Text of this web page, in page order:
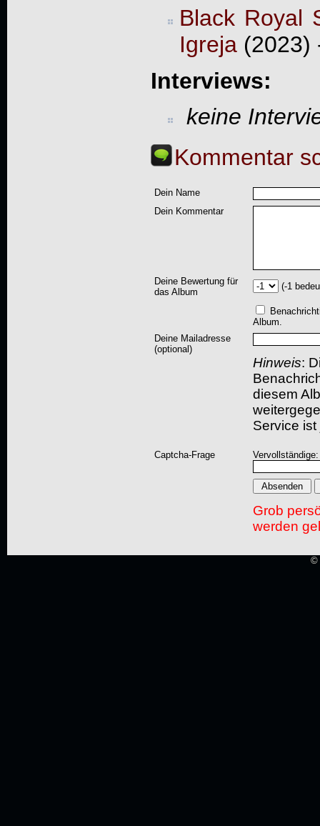
Black Royal
Igreja(2023)
Interviews:
keine
Kommentar
Dein Name
Dein Kommentar
Deine Bewertung für
das Album
(-1
Album.
Deine Mailadresse
(optional)
Hinweis:
diesem
Service
Captcha-Frage
Grob
werden
©